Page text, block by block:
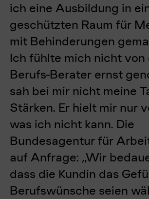
ich eine Ausbildung in
geschützten Raum für
mit Behinderungen
Ich fühlte mich nicht von
Berufs-Berater ernst
sah bei mir nicht meine
Stärken. Er hielt mir nur
was ich nicht kann. Die
Bundesagentur für
auf Anfrage: „Wir
dass die Kundin das
Berufswünsche seien